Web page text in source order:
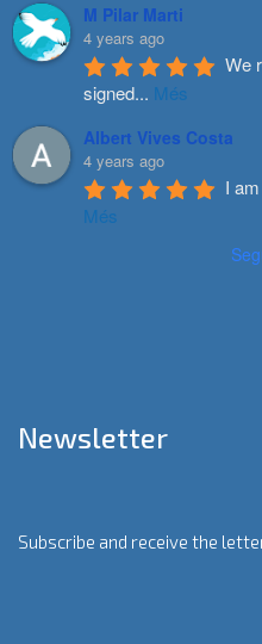
M Pilar Marti
4 years ago
We
signed... Més
Albert Vives Costa
4 years ago
I
Més
Newsletter
Subscribe and receive the